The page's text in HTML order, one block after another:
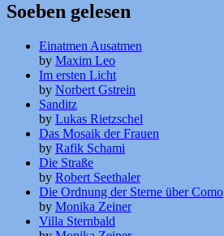
Soeben gelesen
Einatmen Ausatmen
by Maxim Leo
Im ersten Licht
by Norbert Gstrein
Sanditz
by Lukas Rietzschel
Das Mosaik der Frauen
by Rafik Schami
Die Straße
by Robert Seethaler
Die Ordnung der Sterne über Como
by Monika Zeiner
Villa Sternbald